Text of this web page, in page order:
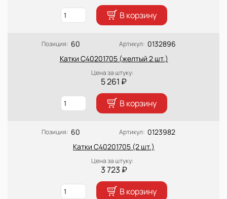
В корзину
Позиция: 60 Артикул: 0132896
Катки C40201705 (желтый 2 шт.)
Цена за штуку:
5 261 ₽
В корзину
Позиция: 60 Артикул: 0123982
Катки C40201705 (2 шт.)
Цена за штуку:
3 723 ₽
В корзину